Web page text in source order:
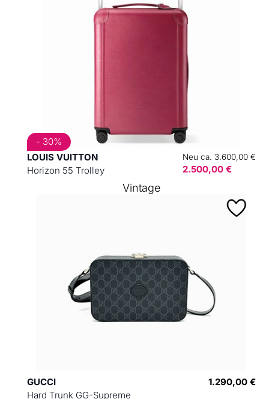
LOUIS VUITTON
Horizon 55 Trolley
Neu ca. 3.600,00 €
2.500,00 €
- 30%
GUCCI
Hard Trunk GG-Supreme
1.290,00 €
Vintage